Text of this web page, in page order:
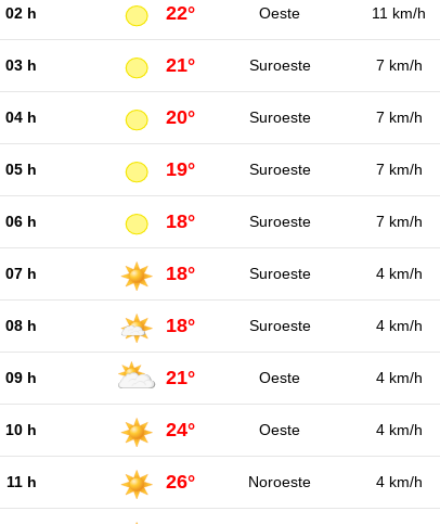
02 h 22° Oeste 11 km/h
03 h 21° Suroeste 7 km/h
04 h 20° Suroeste 7 km/h
05 h 19° Suroeste 7 km/h
06 h 18° Suroeste 7 km/h
07 h 18° Suroeste 4 km/h
08 h 18° Suroeste 4 km/h
09 h 21° Oeste 4 km/h
10 h 24° Oeste 4 km/h
11 h 26° Noroeste 4 km/h